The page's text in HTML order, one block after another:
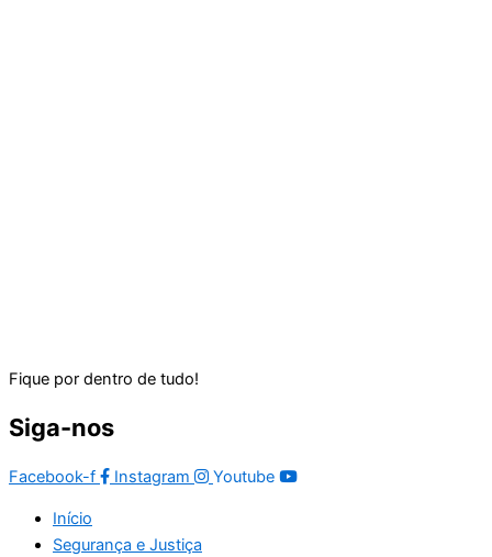
Fique por dentro de tudo!
Siga-nos
Facebook-f Instagram Youtube
Início
Segurança e Justiça